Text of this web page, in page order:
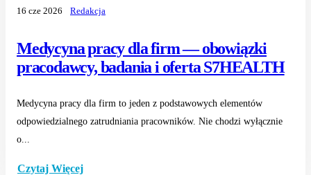
Medycyna pracy dla firm — obowiązki
pracodawcy, badania i oferta S7HEALTH
16 cze 2026 Redakcja
Medycyna pracy dla firm to jeden z podstawowych elementów
odpowiedzialnego zatrudniania pracowników. Nie chodzi wyłącznie
o...
Czytaj Więcej